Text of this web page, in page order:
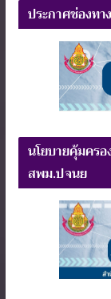
ประกาศช่องท
นโยบายคุ้มคร
สพม.ปจนย